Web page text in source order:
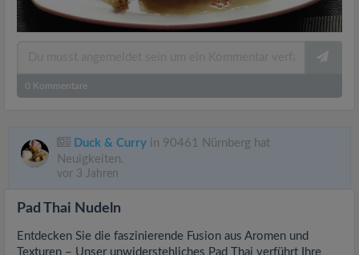
0 Kommentare
Duck & Curry in 90461 Nürnberg hat
Neuigkeiten.
vor 3 Jahren
Pad Thai Nudeln
Entdecken Sie die faszinierende Fusion aus Aromen und
Texturen – Unser unwiderstehliches Pad Thai verführt Ihre